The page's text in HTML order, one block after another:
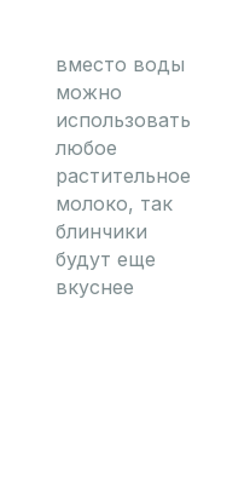
вместо воды
можно
использовать
любое
растительное
молоко, так
блинчики
будут еще
вкуснее